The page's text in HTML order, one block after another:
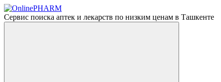
Сервис поиска аптек и лекарств по низким ценам в Ташкенте